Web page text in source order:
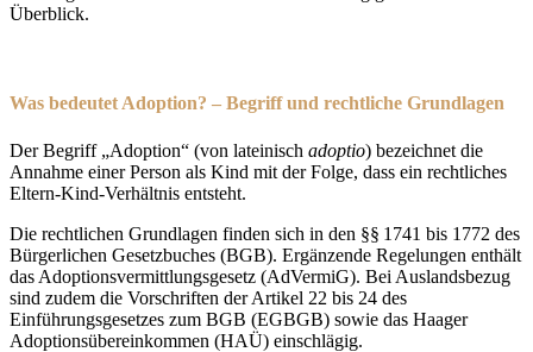
Überblick.
Was bedeutet Adoption? – Begriff und rechtliche Grundlagen
Der Begriff „Adoption“ (von lateinisch adoptio) bezeichnet die
Annahme einer Person als Kind mit der Folge, dass ein rechtliches
Eltern-Kind-Verhältnis entsteht.
Die rechtlichen Grundlagen finden sich in den §§ 1741 bis 1772 des
Bürgerlichen Gesetzbuches (BGB). Ergänzende Regelungen enthält
das Adoptionsvermittlungsgesetz (AdVermiG). Bei Auslandsbezug
sind zudem die Vorschriften der Artikel 22 bis 24 des
Einführungsgesetzes zum BGB (EGBGB) sowie das Haager
Adoptionsübereinkommen (HAÜ) einschlägig.